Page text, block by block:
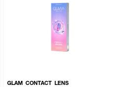
GLAM CONTACT LENS